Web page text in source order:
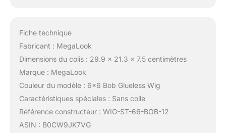
Fiche technique
Fabricant : MegaLook
Dimensions du colis : 29.9 x 21.3 x 7.5 centimètres
Marque : MegaLook
Couleur du modèle : 6×6 Bob Glueless Wig
Caractéristiques spéciales : Sans colle
Référence constructeur : WIG-ST-66-BOB-12
ASIN : B0CW9JK7VG